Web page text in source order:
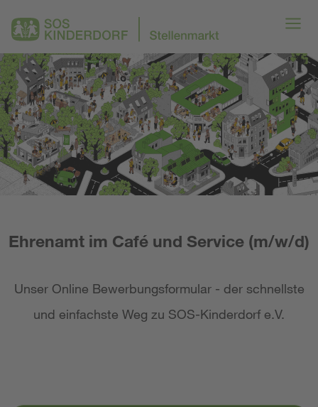
Ehrenamt im Café und Service (m/w/d)
Unser Online Bewerbungsformular - der schnellste
und einfachste Weg zu SOS-Kinderdorf e.V.